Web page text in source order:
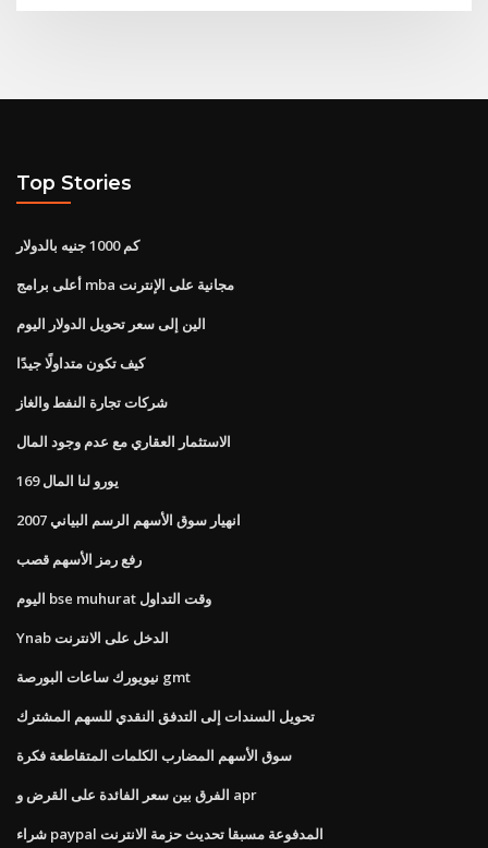
Top Stories
كم 1000 جنيه بالدولار
أعلى برامج mba مجانية على الإنترنت
الين إلى سعر تحويل الدولار اليوم
كيف تكون متداولًا جيدًا
شركات تجارة النفط والغاز
الاستثمار العقاري مع عدم وجود المال
169 يورو لنا المال
2007 انهيار سوق الأسهم الرسم البياني
رفع رمز الأسهم قصب
اليوم bse muhurat وقت التداول
Ynab الدخل على الانترنت
نيويورك ساعات البورصة gmt
تحويل السندات إلى التدفق النقدي للسهم المشترك
سوق الأسهم المضارب الكلمات المتقاطعة فكرة
الفرق بين سعر الفائدة على القرض و apr
شراء paypal المدفوعة مسبقا تحديث حزمة الانترنت